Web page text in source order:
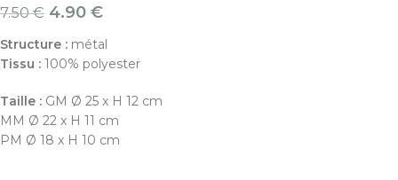
7.50€ 4.90 €
Structure : métal
Tissu : 100% polyester
Taille : GM Ø 25 x H 12 cm
MM Ø 22 x H 11 cm
PM Ø 18 x H 10 cm